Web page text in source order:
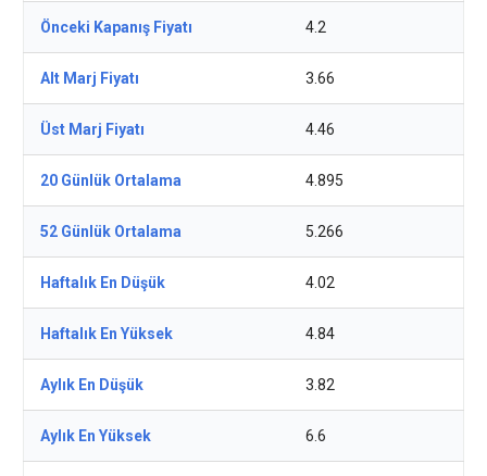
Önceki Kapanış Fiyatı 4.2
Alt Marj Fiyatı 3.66
Üst Marj Fiyatı 4.46
20 Günlük Ortalama 4.895
52 Günlük Ortalama 5.266
Haftalık En Düşük 4.02
Haftalık En Yüksek 4.84
Aylık En Düşük 3.82
Aylık En Yüksek 6.6